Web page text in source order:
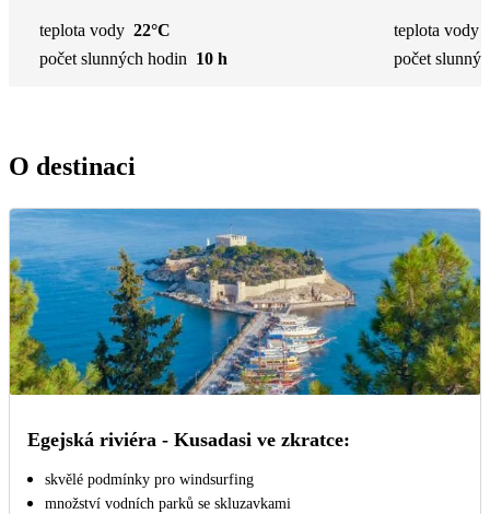
teplota vody 22°C
počet slunných hodin 10 h
teplota vody
počet
O destinaci
Egejská riviéra - Kusadasi ve zkratce:
skvělé podmínky pro windsurfing
množství vodních parků se skluzavkami